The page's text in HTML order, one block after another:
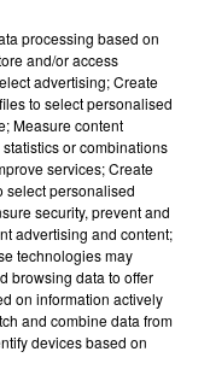
processing based on
and/or access
advertising; Create
to select personalised
Measure content
or combinations
services; Create
select personalised
security, prevent and
advertising and content;
technologies may
browsing data to offer
on information actively
and combine data from
devices based on